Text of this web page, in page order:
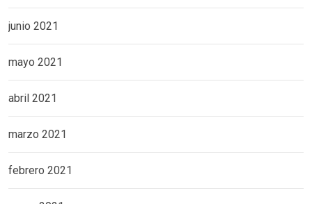
junio 2021
mayo 2021
abril 2021
marzo 2021
febrero 2021